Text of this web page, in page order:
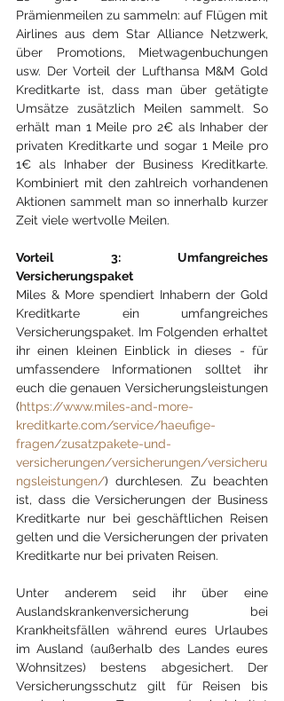
Prämienmeilen zu sammeln: auf Flügen mit
Airlines aus dem Star Alliance Netzwerk,
über Promotions, Mietwagenbuchungen
usw. Der Vorteil der Lufthansa M&M Gold
Kreditkarte ist, dass man über getätigte
Umsätze zusätzlich Meilen sammelt. So
erhält man 1 Meile pro 2€ als Inhaber der
privaten Kreditkarte und sogar 1 Meile pro
1€ als Inhaber der Business Kreditkarte.
Kombiniert mit den zahlreich vorhandenen
Aktionen sammelt man so innerhalb kurzer
Zeit viele wertvolle Meilen.
Vorteil 3: Umfangreiches
Versicherungspaket
Miles & More spendiert Inhabern der Gold
Kreditkarte ein umfangreiches
Versicherungspaket. Im Folgenden erhaltet
ihr einen kleinen Einblick in dieses - für
umfassendere Informationen solltet ihr
(https://www.miles-and-more-
kreditkarte.com/service/haeufige-
fragen/zusatzpakete-und-
versicherungen/versicherungen/versicheru
ngsleistungen/) durchlesen. Zu beachten
ist, dass die Versicherungen der Business
Kreditkarte nur bei geschäftlichen Reisen
gelten und die Versicherungen der privaten
Kreditkarte nur bei privaten Reisen.
Unter anderem seid ihr über eine
Auslandskrankenversicherung bei
Krankheitsfällen während eures Urlaubes
im Ausland (außerhalb des Landes eures
Wohnsitzes) bestens abgesichert. Der
Versicherungsschutz gilt für Reisen bis